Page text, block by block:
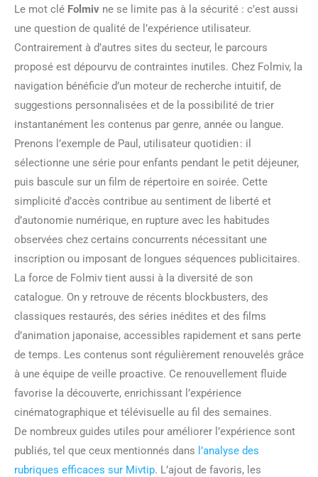
Le mot clé Folmiv ne se limite pas à la sécurité : c’est aussi
une question de qualité de l’expérience utilisateur.
Contrairement à d’autres sites du secteur, le parcours
proposé est dépourvu de contraintes inutiles. Chez Folmiv, la
navigation bénéficie d’un moteur de recherche intuitif, de
suggestions personnalisées et de la possibilité de trier
instantanément les contenus par genre, année ou langue.
Prenons l’exemple de Paul, utilisateur quotidien : il
sélectionne une série pour enfants pendant le petit déjeuner,
puis bascule sur un film de répertoire en soirée. Cette
simplicité d’accès contribue au sentiment de liberté et
d’autonomie numérique, en rupture avec les habitudes
observées chez certains concurrents nécessitant une
inscription ou imposant de longues séquences publicitaires.
La force de Folmiv tient aussi à la diversité de son
catalogue. On y retrouve de récents blockbusters, des
classiques restaurés, des séries inédites et des films
d’animation japonaise, accessibles rapidement et sans perte
de temps. Les contenus sont régulièrement renouvelés grâce
à une équipe de veille proactive. Ce renouvellement fluide
favorise la découverte, enrichissant l’expérience
cinématographique et télévisuelle au fil des semaines.
De nombreux guides utiles pour améliorer l’expérience sont
publiés, tel que ceux mentionnés dans l’analyse des
rubriques efficaces sur Mivtip. L’ajout de favoris, les